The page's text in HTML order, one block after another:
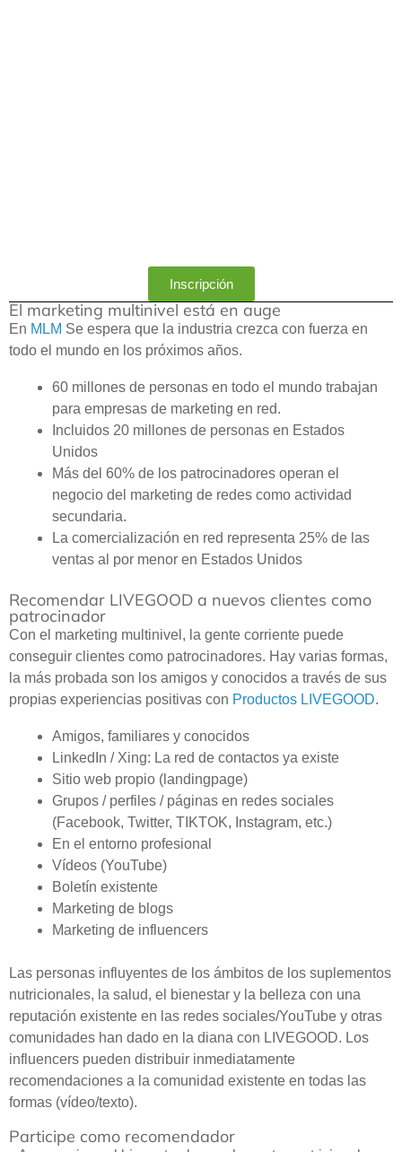
Inscripción
El marketing multinivel está en auge
En MLM Se espera que la industria crezca con fuerza en
todo el mundo en los próximos años.
60 millones de personas en todo el mundo trabajan
para empresas de marketing en red.
Incluidos 20 millones de personas en Estados
Unidos
Más del 60% de los patrocinadores operan el
negocio del marketing de redes como actividad
secundaria.
La comercialización en red representa 25% de las
ventas al por menor en Estados Unidos
Recomendar LIVEGOOD a nuevos clientes como
patrocinador
Con el marketing multinivel, la gente corriente puede
conseguir clientes como patrocinadores. Hay varias formas,
la más probada son los amigos y conocidos a través de sus
propias experiencias positivas con Productos LIVEGOOD.
Amigos, familiares y conocidos
LinkedIn / Xing: La red de contactos ya existe
Sitio web propio (landingpage)
Grupos / perfiles / páginas en redes sociales
(Facebook, Twitter, TIKTOK, Instagram, etc.)
En el entorno profesional
Vídeos (YouTube)
Boletín existente
Marketing de blogs
Marketing de influencers
Las personas influyentes de los ámbitos de los suplementos
nutricionales, la salud, el bienestar y la belleza con una
reputación existente en las redes sociales/YouTube y otras
comunidades han dado en la diana con LIVEGOOD. Los
influencers pueden distribuir inmediatamente
recomendaciones a la comunidad existente en todas las
formas (vídeo/texto).
Participe como recomendador